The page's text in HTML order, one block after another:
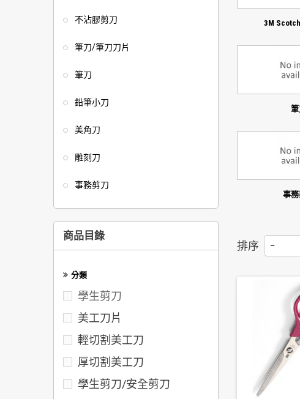
不沾膠剪刀
筆刀/筆刀刀片
筆刀
鉛筆小刀
美角刀
雕刻刀
事務剪刀
商品目錄
分類
學生剪刀
美工刀片
輕切割美工刀
厚切割美工刀
學生剪刀/安全剪刀
3M
事
排序 --